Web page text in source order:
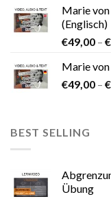
Marie
(Englisch)
€49,00 – €
Marie
€49,00 – €
BEST SELLING
Übung